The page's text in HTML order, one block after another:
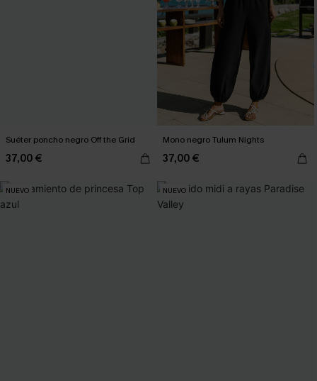
Suéter poncho negro Off the Grid
37,00 €
Mono negro Tulum Nights
37,00 €
NUEVO NUEVO